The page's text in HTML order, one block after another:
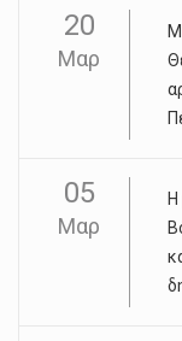
20
Μαρ
05
Μαρ
Η